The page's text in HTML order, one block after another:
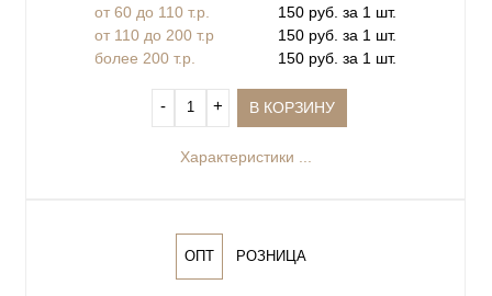
от 60 до 110 т.р.
150 руб. за 1 шт.
от 110 до 200 т.р
150 руб. за 1 шт.
более 200 т.р.
150 руб. за 1 шт.
‐ + В КОРЗИНУ
Характеристики ...
ОПТ РОЗНИЦА